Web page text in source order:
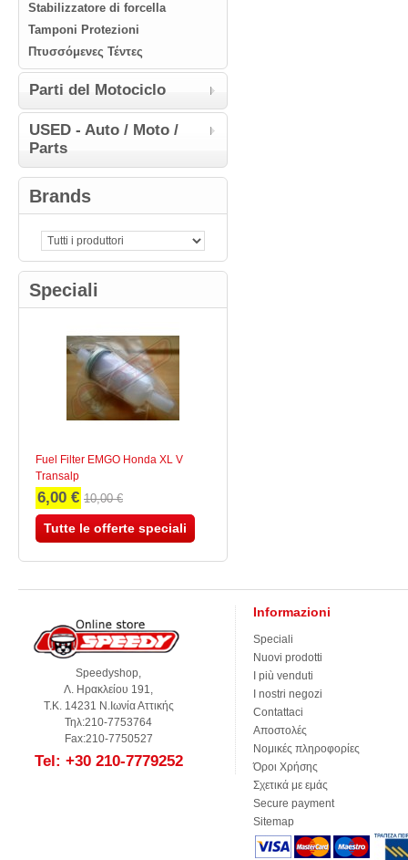
Stabilizzatore di forcella
Tamponi Protezioni
Πτυσσόμενες Τέντες
Parti del Μotociclo
USED - Auto / Moto /
Parts
Brands
Speciali
Fuel Filter EMGO Honda XL V
Transalp
6,00 € 10,00 €
Tutte le offerte speciali
Speedyshop,
Λ. Ηρακλείου 191,
Τ.Κ. 14231 Ν.Ιωνία Αττικής
Τηλ:210-7753764
Fax:210-7750527
Tel: +30 210-7779252
Informazioni
Speciali
Nuovi prodotti
I più venduti
I nostri negozi
Contattaci
Αποστολές
Νομικές πληροφορίες
Όροι Χρήσης
Σχετικά με εμάς
Secure payment
Sitemap